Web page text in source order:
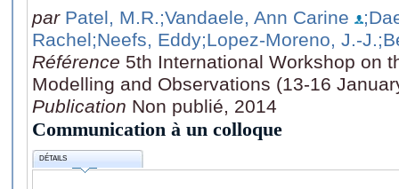
par Patel, M.R.;Vandaele, Ann Carine
Rachel;Neefs, Eddy;Lopez-Moreno, J.-J.
Référence 5th International Workshop on
Modelling and Observations (13-16
Publication Non publié, 2014
Communication à un colloque
DÉTAILS